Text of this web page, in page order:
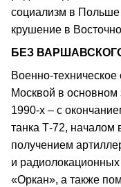
социализм в Польше
крушение в
БЕЗ
Военно-
Москвой в
1990-х – с
танка Т-72, началом
получением
и
«Оркан», а также